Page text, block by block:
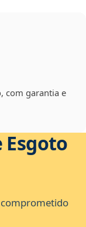
com garantia e